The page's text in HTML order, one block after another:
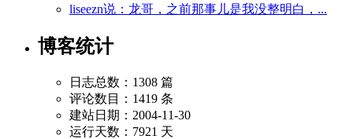
liseezn说：龙哥，之前那事儿是我没整明白，...
博客统计
日志总数：1308 篇
评论数目：1419 条
建站日期：2004-11-30
运行天数：7921 天